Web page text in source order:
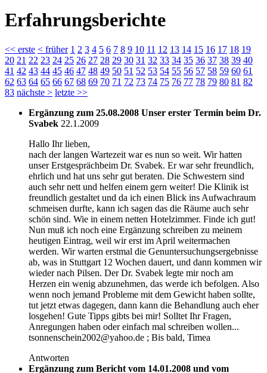
Erfahrungsberichte
<< erste < früher 1 2 3 4 5 6 7 8 9 10 11 12 13 14 15 16 17 18 19
20 21 22 23 24 25 26 27 28 29 30 31 32 33 34 35 36 37 38 39 40
41 42 43 44 45 46 47 48 49 50 51 52 53 54 55 56 57 58 59 60 61
62 63 64 65 66 67 68 69 70 71 72 73 74 75 76 77 78 79 80 81 82
83 nächste > letzte >>
Ergänzung zum 25.08.2008 Unser erster Termin beim Dr.
Svabek 22.1.2009
Hallo Ihr lieben,
nach der langen Wartezeit war es nun so weit. Wir hatten
unser Erstgesprächbeim Dr. Svabek. Er war sehr freundlich,
ehrlich und hat uns sehr gut beraten. Die Schwestern sind
auch sehr nett und helfen einem gern weiter! Die Klinik ist
freundlich gestaltet und da ich einen Blick ins Aufwachraum
schmeisen durfte, kann ich sagen das die Räume auch sehr
schön sind. Wie in einem netten Hotelzimmer. Finde ich gut!
Nun muß ich noch eine Ergänzung schreiben zu meinem
heutigen Eintrag, weil wir erst im April weitermachen
werden. Wir warten erstmal die Genuntersuchungsergebnisse
ab, was in Stuttgart 12 Wochen dauert, und dann kommen wir
wieder nach Pilsen. Der Dr. Svabek legte mir noch am
Herzen ein wenig abzunehmen, das werde ich befolgen. Also
wenn noch jemand Probleme mit dem Gewicht haben sollte,
tut jetzt etwas dagegen, dann kann die Behandlung auch eher
losgehen! Gute Tipps gibts bei mir! Solltet Ihr Fragen,
Anregungen haben oder einfach mal schreiben wollen...
tsonnenschein2002@yahoo.de ; Bis bald, Timea
Antworten
Ergänzung zum Bericht vom 14.01.2008 und vom